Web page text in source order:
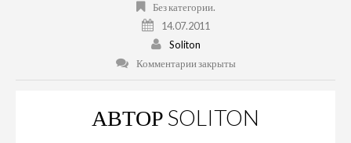
Без категории.
14.07.2011
Soliton
Комментарии закрыты
АВТОР SOLITON